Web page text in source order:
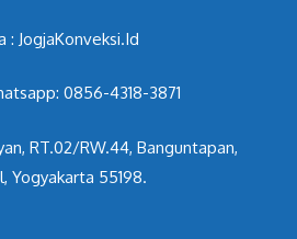
: JogjaKonveksi.Id
0856-4318-3871
RT.02/RW.44, Banguntapan,
Yogyakarta 55198.